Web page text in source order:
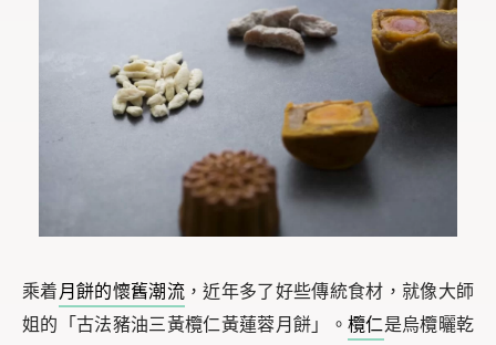
乘着月餅的懷舊潮流 ，近年多了好些傳統食材，就像大師
姐的「古法豬油三黃欖仁黃蓮蓉月餅」。 欖仁是烏欖曬乾